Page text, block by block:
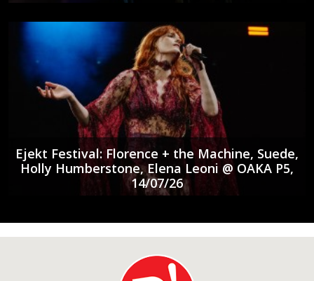
Ejekt Festival: Florence + the Machine, Suede,
Holly Humberstone, Elena Leoni @ ΟΑΚΑ P5,
14/07/26